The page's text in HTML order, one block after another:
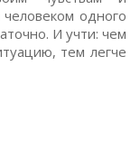
одного
И учти: чем
тем легче